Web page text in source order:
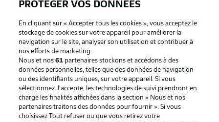
La publicité Conditions d’utilisation des
PROTÉGER VOS DONNÉES
En cliquant sur « Accepter tous les cookies », vous acceptez le
stockage de cookies sur votre appareil pour améliorer la
navigation sur le site, analyser son utilisation et contribuer à
nos efforts de marketing.
Nous et nos61 partenaires stockons et accédons à des
données personnelles, telles que des données de navigation
ou des identifiants uniques, sur votre appareil. Si vous
sélectionnez J'accepte, les technologies de suivi prendront en
charge les finalités affichées dans la section « Nous et nos
partenaires traitons des données pour fournir ». Si vous
choisissez Tout refuser ou que vous retirez votre